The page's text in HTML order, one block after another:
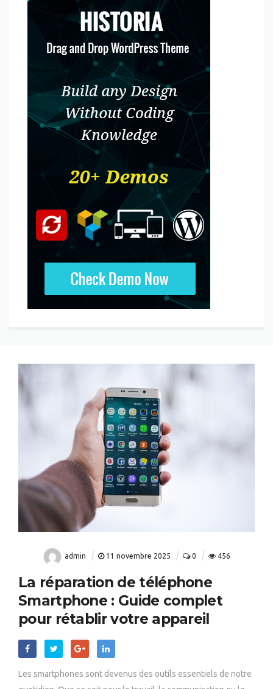
admin 11 novembre 2025 0 456
La réparation de téléphone
Smartphone : Guide complet
pour rétablir votre appareil
Les smartphones sont devenus des outils essentiels de notre